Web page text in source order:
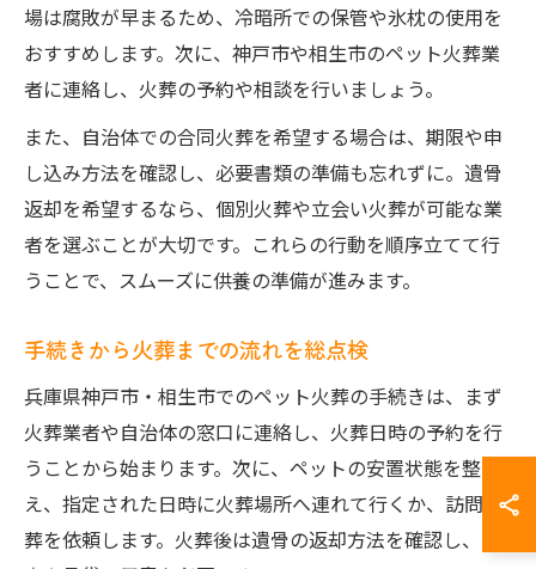
場は腐敗が早まるため、冷暗所での保管や氷枕の使用を
おすすめします。次に、神戸市や相生市のペット火葬業
者に連絡し、火葬の予約や相談を行いましょう。
また、自治体での合同火葬を希望する場合は、期限や申
し込み方法を確認し、必要書類の準備も忘れずに。遺骨
返却を希望するなら、個別火葬や立会い火葬が可能な業
者を選ぶことが大切です。これらの行動を順序立てて行
うことで、スムーズに供養の準備が進みます。
手続きから火葬までの流れを総点検
兵庫県神戸市・相生市でのペット火葬の手続きは、まず
火葬業者や自治体の窓口に連絡し、火葬日時の予約を行
うことから始まります。次に、ペットの安置状態を整
え、指定された日時に火葬場所へ連れて行くか、訪問火
葬を依頼します。火葬後は遺骨の返却方法を確認し、骨